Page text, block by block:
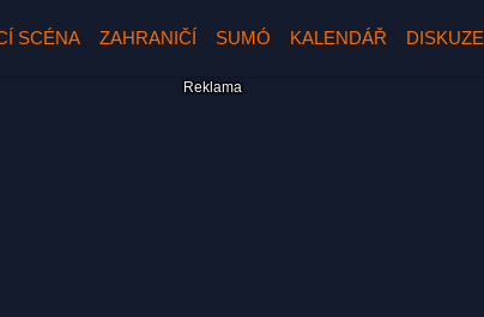
SCÉNA ZAHRANIČÍ SUMÓ KALENDÁŘ DISKUZE